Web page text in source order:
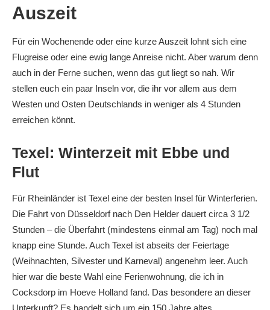
Auszeit
Für ein Wochenende oder eine kurze Auszeit lohnt sich eine
Flugreise oder eine ewig lange Anreise nicht. Aber warum denn
auch in der Ferne suchen, wenn das gut liegt so nah. Wir
stellen euch ein paar Inseln vor, die ihr vor allem aus dem
Westen und Osten Deutschlands in weniger als 4 Stunden
erreichen könnt.
Texel: Winterzeit mit Ebbe und
Flut
Für Rheinländer ist Texel eine der besten Insel für Winterferien.
Die Fahrt von Düsseldorf nach Den Helder dauert circa 3 1/2
Stunden – die Überfahrt (mindestens einmal am Tag) noch mal
knapp eine Stunde. Auch Texel ist abseits der Feiertage
(Weihnachten, Silvester und Karneval) angenehm leer. Auch
hier war die beste Wahl eine Ferienwohnung, die ich in
Cocksdorp im Hoeve Holland fand. Das besondere an dieser
Unterkunft? Es handelt sich um ein 150 Jahre altes